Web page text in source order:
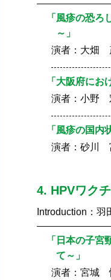
「風疹の恐
～」
演者： 大畑
「大阪府にお
演者： 小野
「風疹の国内
演者： 砂川
4. HPVワク
Introduction： 羽
「日本の子
て～」
演者： 宮城